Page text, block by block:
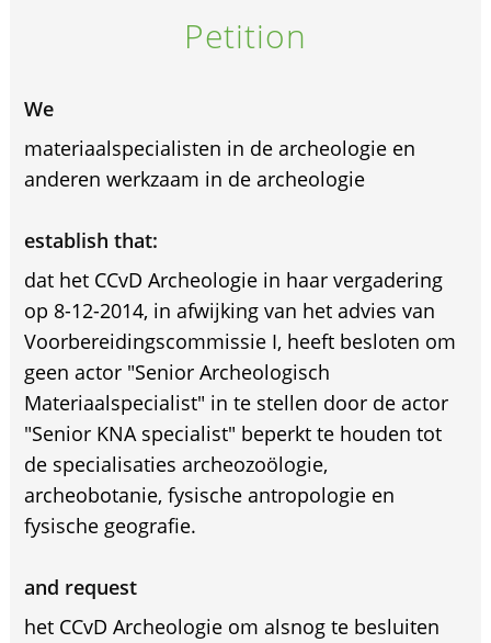
Petition
We
materiaalspecialisten in de archeologie en
anderen werkzaam in de archeologie
establish that:
dat het CCvD Archeologie in haar vergadering
op 8-12-2014, in afwijking van het advies van
Voorbereidingscommissie I, heeft besloten om
geen actor "Senior Archeologisch
Materiaalspecialist" in te stellen door de actor
"Senior KNA specialist" beperkt te houden tot
de specialisaties archeozoölogie,
archeobotanie, fysische antropologie en
fysische geografie.
and request
het CCvD Archeologie om alsnog te besluiten